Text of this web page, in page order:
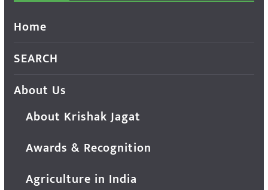
Home
SEARCH
About Us
About Krishak Jagat
Awards & Recognition
Agriculture in India